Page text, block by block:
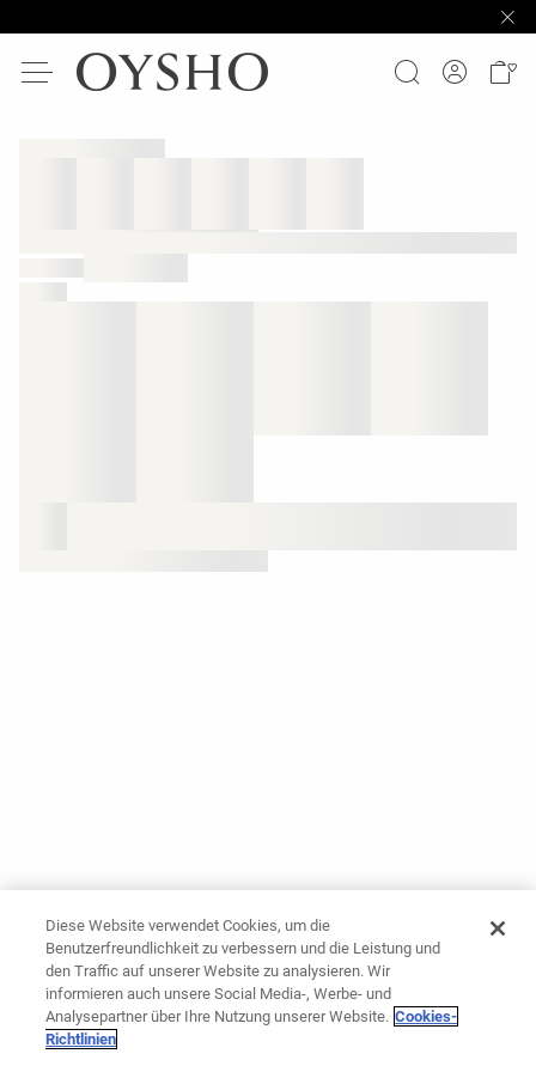
Diese Website verwendet Cookies, um die
Benutzerfreundlichkeit zu verbessern und die Leistung und
den Traffic auf unserer Website zu analysieren. Wir
informieren auch unsere Social Media-, Werbe- und
Analysepartner über Ihre Nutzung unserer Website. Cookies-
Richtlinien